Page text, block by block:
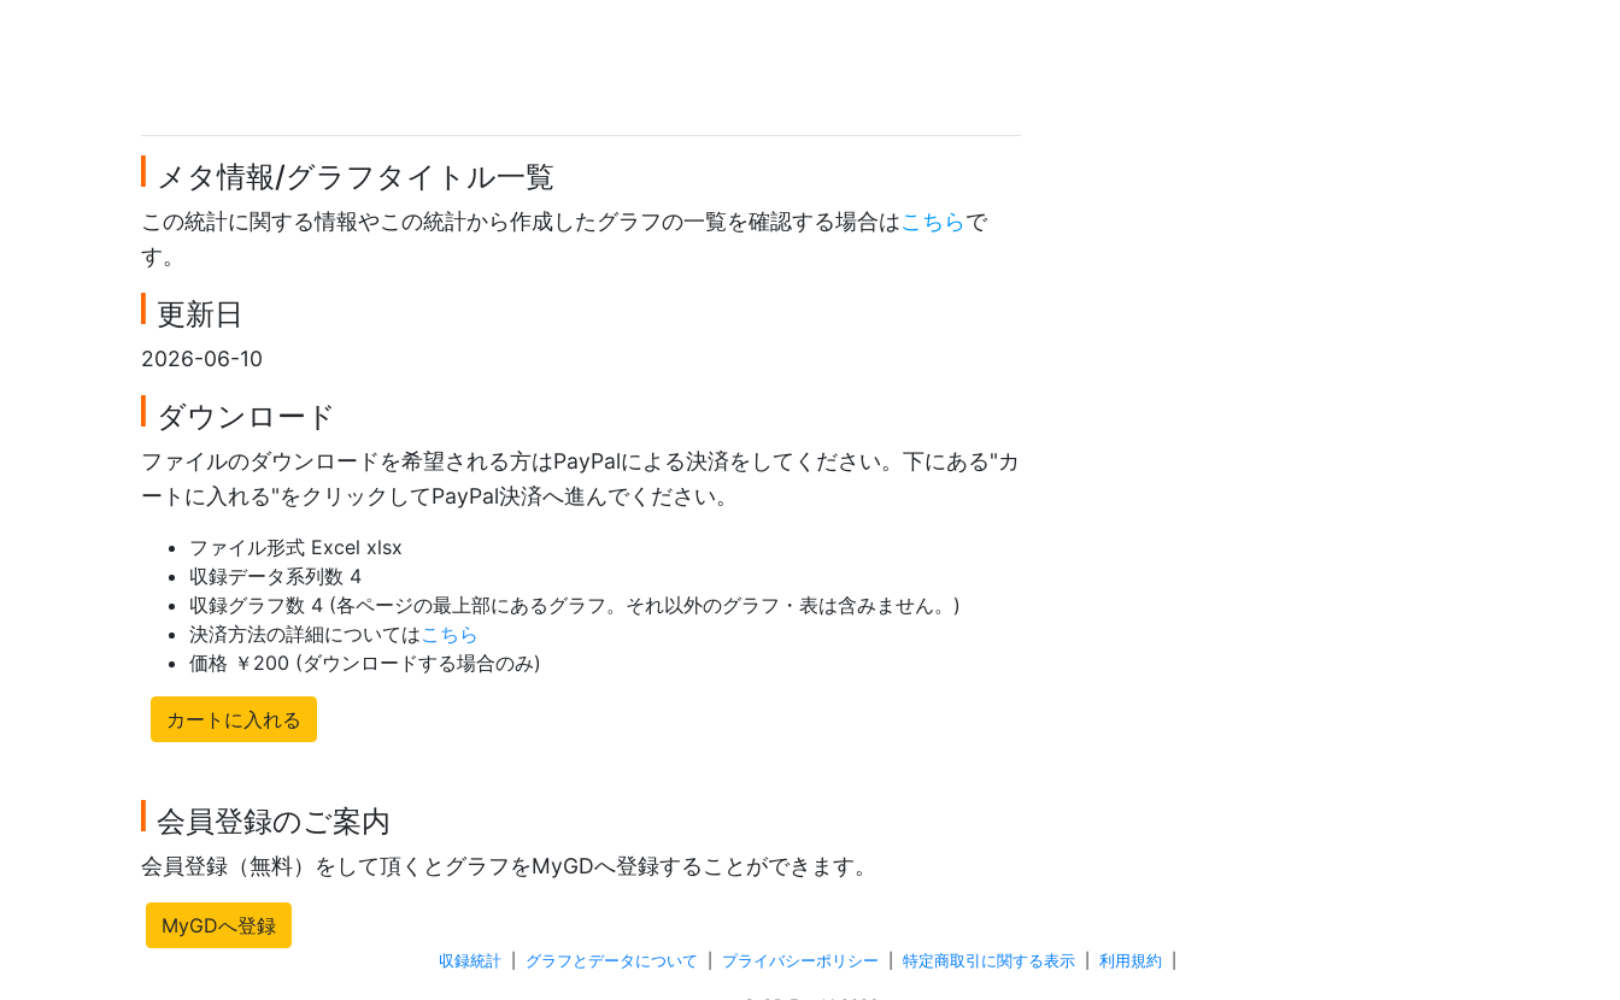
メタ情報/グラフタイトル一覧
この統計に関する情報やこの統計から作成したグラフの一覧を確認する場合はこちらで
す。
更新日
2026-06-10
ダウンロード
ファイルのダウンロードを希望される方はPayPalによる決済をしてください。下にある"カ
ートに入れる"をクリックしてPayPal決済へ進んでください。
ファイル形式 Excel xlsx
収録データ系列数 4
収録グラフ数 4 (各ページの最上部にあるグラフ。それ以外のグラフ・表は含みません。)
決済方法の詳細についてはこちら
価格 ￥200 (ダウンロードする場合のみ)
カートに入れる
会員登録のご案内
会員登録（無料）をして頂くとグラフをMyGDへ登録することができます。
MyGDへ登録
収録統計 グラフとデータについて プライバシーポリシー 特定商取引に関する表示 利用規約